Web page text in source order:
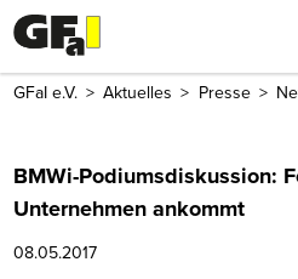
GFaI e.V. Aktuelles Presse
BMWi-Podiumsdiskussion:
Unternehmen ankommt
08.05.2017